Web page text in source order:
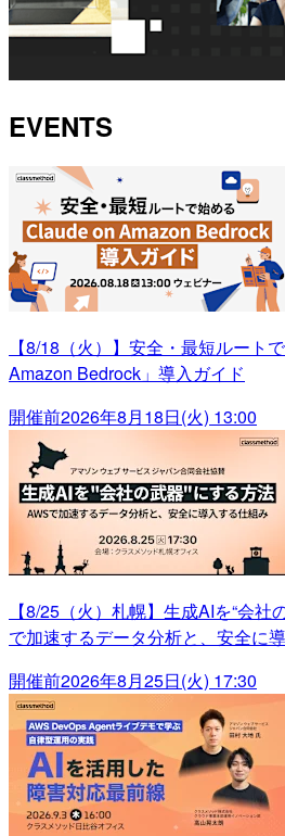
EVENTS
【8/18（火）】安全・最短ルート
Amazon Bedrock」導入ガイド
開催前2026年8月18日(火) 13:00
【8/25（火）札幌】生成AIを“会社
で加速するデータ分析と、安全に
開催前2026年8月25日(火) 17:30